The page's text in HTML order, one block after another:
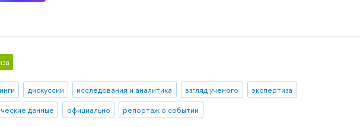
дискуссии исследования и аналитика взгляд ученого
экспертиза
данные
официально репортаж о событии